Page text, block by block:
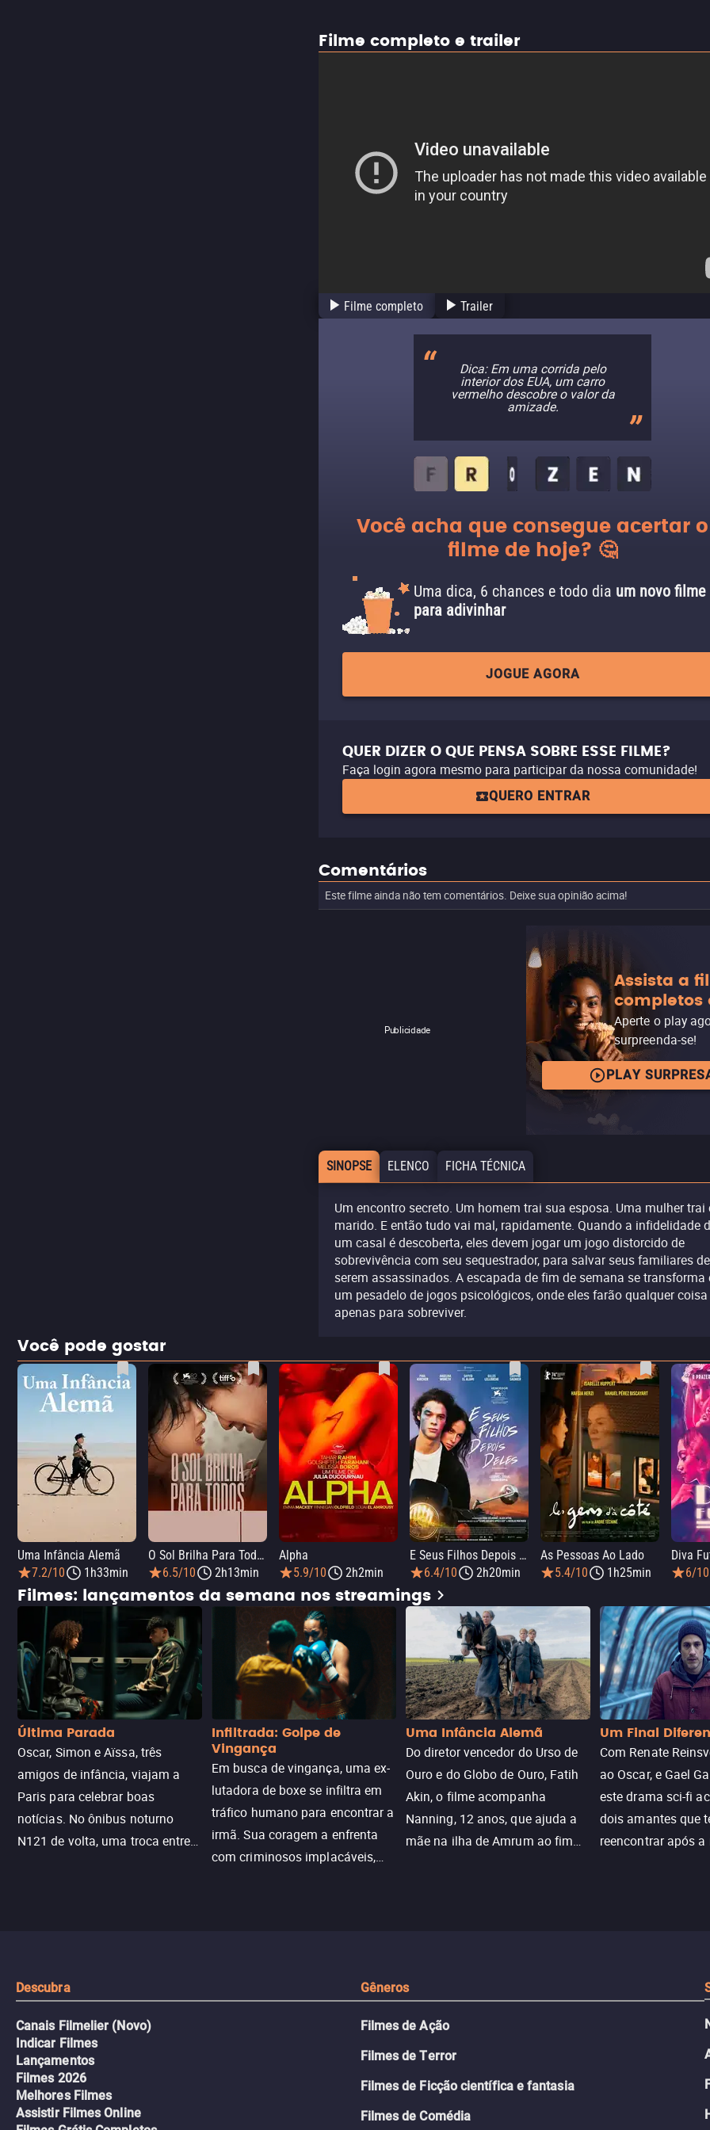
Filme completo e trailer
Filme completo Trailer
Dica: Em uma corrida pelo
interior dos EUA, um carro
vermelho descobre o valor da
amizade.
Você acha que consegue acertar o
filme de hoje? 🤔
Uma dica, 6 chances e todo dia um novo filme
para adivinhar
JOGUE AGORA
QUER DIZER O QUE PENSA SOBRE ESSE FILME?
Faça login agora mesmo para participar da nossa comunidade!
QUERO ENTRAR
Comentários
Este filme ainda não tem comentários. Deixe sua opinião acima!
Publicidade
Assista a
completos
Aperte o play
surpreenda-se!
PLAY
SINOPSE ELENCO FICHA TÉCNICA
Um encontro secreto. Um homem trai sua esposa. Uma mulher trai
marido. E então tudo vai mal, rapidamente. Quando a infidelidade
um casal é descoberta, eles devem jogar um jogo distorcido de
sobrevivência com seu sequestrador, para salvar seus familiares de
serem assassinados. A escapada de fim de semana se transforma
um pesadelo de jogos psicológicos, onde eles farão qualquer coisa
apenas para sobreviver.
Você pode gostar
Uma Infância Alemã
7.2/10
1h33min
O Sol Brilha Para Todos
6.5/10
2h13min
Alpha
5.9/10
2h2min
E Seus Filhos Depois Deles
6.4/10
2h20min
As Pessoas Ao Lado
5.4/10
1h25min
Diva
6/10
Filmes: lançamentos da semana nos streamings
Última Parada
Oscar, Simon e Aïssa, três
amigos de infância, viajam a
Paris para celebrar boas
notícias. No ônibus noturno
N121 de volta, uma troca entre
Infiltrada: Golpe de
Vingança
Em busca de vingança, uma ex-
lutadora de boxe se infiltra em
tráfico humano para encontrar a
irmã. Sua coragem a enfrenta
com criminosos implacáveis,
Uma Infância Alemã
Do diretor vencedor do Urso de
Ouro e do Globo de Ouro, Fatih
Akin, o filme acompanha
Nanning, 12 anos, que ajuda a
mãe na ilha de Amrum ao fim
Um Final
Com Renate
ao Oscar, e Gael
este drama sci-fi
dois amantes que
reencontrar após
Descubra
Canais Filmelier (Novo)
Indicar Filmes
Lançamentos
Filmes 2026
Melhores Filmes
Assistir Filmes Online
Gêneros
Filmes de Ação
Filmes de Terror
Filmes de Ficção científica e fantasia
Filmes de Comédia